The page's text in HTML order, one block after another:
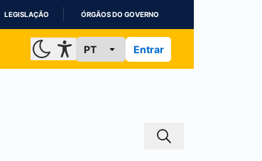
LEGISLAÇÃO ÓRGÃOS DO GOVERNO
Entrar